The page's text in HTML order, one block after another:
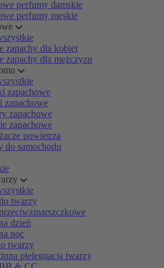
perfumy damskie
perfumy męskie
zapachy dla kobiet
zapachy dla mężczyzn
zapachowe
zapachowe
zapachowe
zapachowe
powietrza
do samochodu
twarzy
dzień
noc
twarzy
pielęgnacja twarzy